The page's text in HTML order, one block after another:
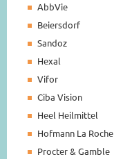
AbbVie
Beiersdorf
Sandoz
Hexal
Vifor
Ciba Vision
Heel Heilmittel
Hofmann La Roche
Procter & Gamble